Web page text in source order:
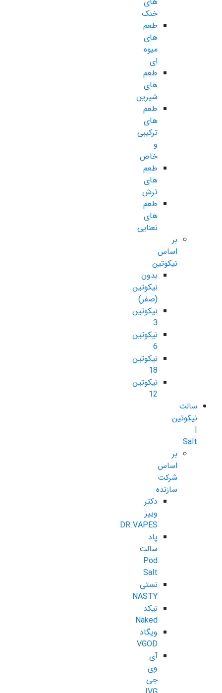
خنک
طعم
های
میوه
ای
طعم
های
شیرین
طعم
های
ترکیبی
و
خاص
طعم
های
ترش
طعم
های
نعنایی
بر
اساس
نیکوتین
بدون
نیکوتین
(صفر)
نیکوتین
3
نیکوتین
6
نیکوتین
18
نیکوتین
12
سالت
نیکوتین
|
Salt
بر
اساس
شرکت
سازنده
دکتر
ویپز
DR.VAPES
پاد
سالت
Pod
Salt
نستی
NASTY
نیکد
Naked
ویگاد
VGOD
آی
وی
جی